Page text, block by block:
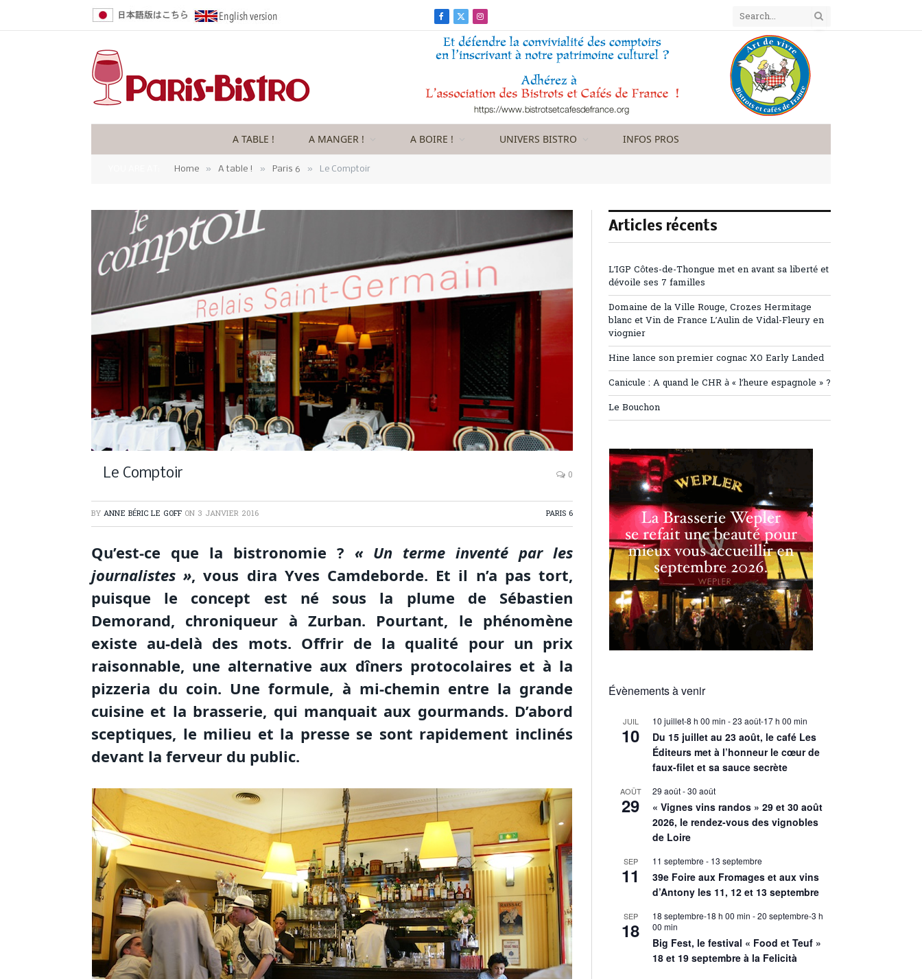
Facebook
X
(Twitter)
Instagram
A TABLE ! A MANGER ! A BOIRE ! UNIVERS BISTRO INFOS PROS
Home » A table ! » Paris 6 » Le Comptoir
Le Comptoir 0
BY ANNE BÉRIC LE GOFF ON 3 JANVIER 2016 PARIS 6
Qu’est-ce que la bistronomie ? « Un terme inventé par les
journalistes », vous dira Yves Camdeborde. Et il n’a pas tort,
puisque le concept est né sous la plume de Sébastien
Demorand, chroniqueur à Zurban. Pourtant, le phénomène
existe au-delà des mots. Offrir de la qualité pour un prix
raisonnable, une alternative aux dîners protocolaires et à la
pizzeria du coin. Une formule, à mi-chemin entre la grande
cuisine et la brasserie, qui manquait aux gourmands. D’abord
sceptiques, le milieu et la presse se sont rapidement inclinés
devant la ferveur du public.
Articles récents
L’IGP Côtes-de-Thongue met en avant sa liberté et
dévoile ses 7 familles
Domaine de la Ville Rouge, Crozes Hermitage
blanc et Vin de France L’Aulin de Vidal-Fleury en
viognier
Hine lance son premier cognac XO Early Landed
Canicule : A quand le CHR à « l’heure espagnole » ?
Le Bouchon
Évènements à venir
JUIL
10
10 juillet-8 h 00 min -23 août-17 h 00 min
Du 15 juillet au 23 août, le café Les
Éditeurs met à l’honneur le cœur de
faux-filet et sa sauce secrète
AOÛT
29
29 août-30 août
« Vignes vins randos » 29 et 30 août
2026, le rendez-vous des vignobles
de Loire
SEP
11
11 septembre - 13 septembre
39e Foire aux Fromages et aux vins
d’Antony les 11, 12 et 13 septembre
SEP
18
18 septembre-18 h 00 min -20 septembre-3 h
00 min
Big Fest, le festival « Food et Teuf »
18 et 19 septembre à la Felicità